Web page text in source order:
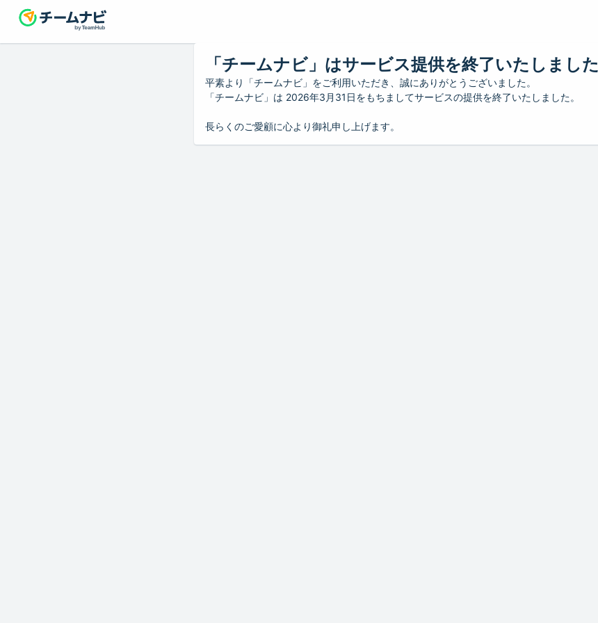
「チームナビ」はサービス提供を終了いたしました
平素より「チームナビ」をご利用いただき、誠にありがとうございました。
「チームナビ」は 2026年3月31日をもちましてサービスの提供を終了いたしました。
長らくのご愛顧に心より御礼申し上げます。